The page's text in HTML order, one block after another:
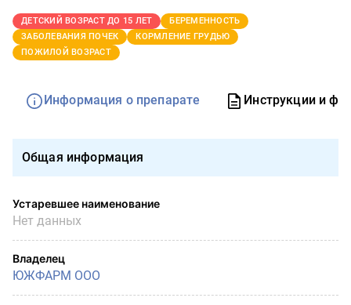
ДЕТСКИЙ ВОЗРАСТ ДО 15 ЛЕТ
БЕРЕМЕННОСТЬ
ЗАБОЛЕВАНИЯ ПОЧЕК
КОРМЛЕНИЕ ГРУДЬЮ
ПОЖИЛОЙ ВОЗРАСТ
Информация о препарате Инструкции и
Общая информация
Устаревшее наименование
Нет данных
Владелец
ЮЖФАРМ ООО